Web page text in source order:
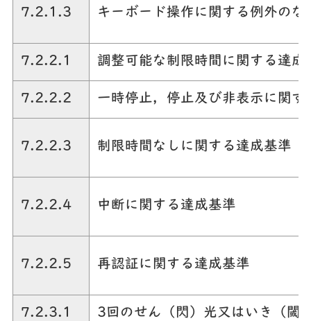
7.2.1.3 キーボード操作に関する例外のな
7.2.2.1 調整可能な制限時間に関する達成
7.2.2.2 一時停止，停止及び非表示に関す
7.2.2.3 制限時間なしに関する達成基準
7.2.2.4 中断に関する達成基準
7.2.2.5 再認証に関する達成基準
7.2.3.1 3回のせん（閃）光又はいき（閾